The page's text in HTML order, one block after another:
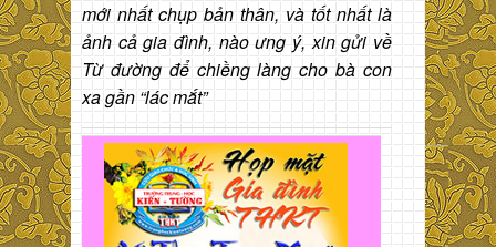
mới nhất chụp bản thân, và tốt nhất là
ảnh cả gia đình, nào ưng ý, xin gửi về
Từ đường để chiềng làng cho bà con
xa gần “lác mắt”